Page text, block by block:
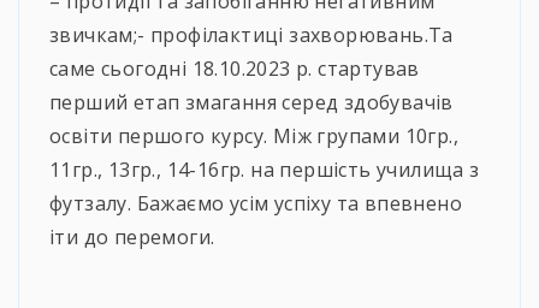
звичкам;- профілактиці захворювань.Та
саме сьогодні 18.10.2023 р. стартував
перший етап змагання серед здобувачів
освіти першого курсу. Між групами 10гр.,
11гр., 13гр., 14-16гр. на першість училища з
футзалу. Бажаємо усім успіху та впевнено
іти до перемоги.